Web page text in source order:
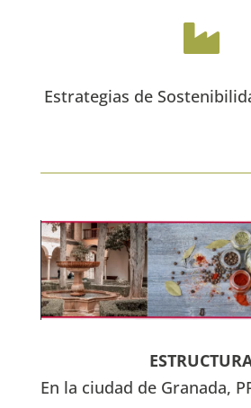

Estrategias de
En la ciudad de Granada,